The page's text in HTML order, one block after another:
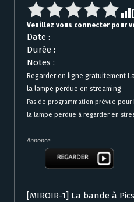
Veuillez vous connecter pour
Date :
Durée :
Notes :
Regarder en ligne gratuitement
la lampe perdue en streaming
Pas de programmation prévue
la lampe perdue à regarder en
Annonce
[MIROIR-1] La bande à